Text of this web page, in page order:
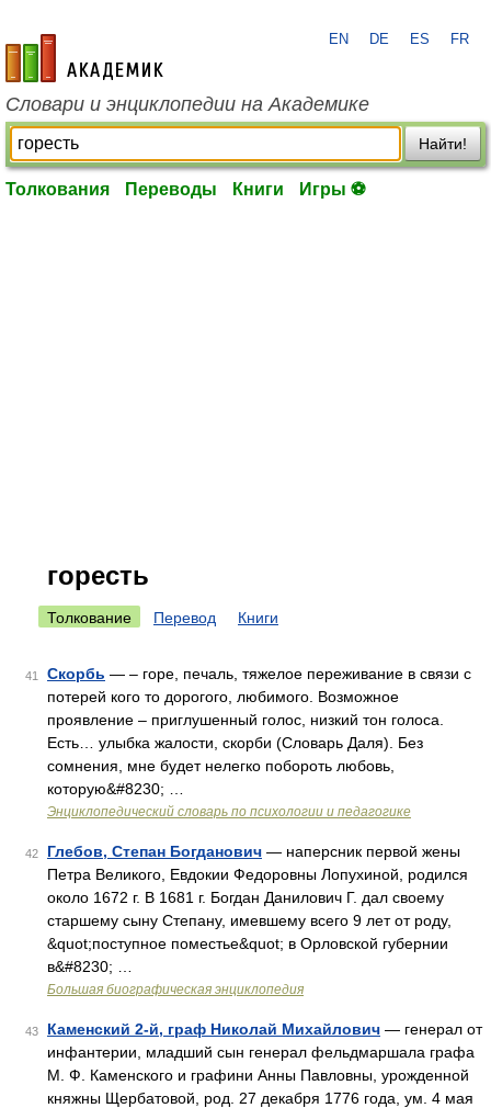
academic.ru
EN DE ES FR
Словари и энциклопедии на Академике
Найти!
Толкования Переводы Книги Игры ⚽
горесть
Толкование Перевод Книги
41 Скорбь — – горе, печаль, тяжелое переживание в связи с
потерей кого то дорогого, любимого. Возможное
проявление – приглушенный голос, низкий тон голоса.
Есть… улыбка жалости, скорби (Словарь Даля). Без
сомнения, мне будет нелегко побороть любовь,
которую&#8230; …
Энциклопедический словарь по психологии и педагогике
42 Глебов, Степан Богданович — наперсник первой жены
Петра Великого, Евдокии Федоровны Лопухиной, родился
около 1672 г. В 1681 г. Богдан Данилович Г. дал своему
старшему сыну Степану, имевшему всего 9 лет от роду,
&quot;поступное поместье&quot; в Орловской губернии
в&#8230; …
Большая биографическая энциклопедия
43 Каменский 2-й, граф Николай Михайлович — генерал от
инфантерии, младший сын генерал фельдмаршала графа
М. Ф. Каменского и графини Анны Павловны, урожденной
княжны Щербатовой, род. 27 декабря 1776 года, ум. 4 мая